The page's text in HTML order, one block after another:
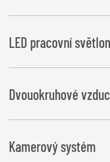
LED pracovní
Dvouokruhové
Kamerový systém